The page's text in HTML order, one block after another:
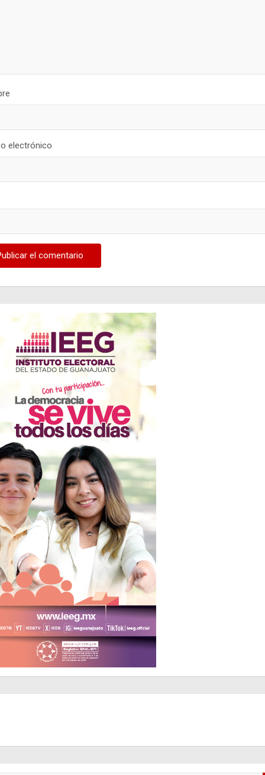
electrónico